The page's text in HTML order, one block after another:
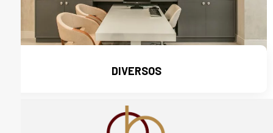
DIVERSOS
Ver mais